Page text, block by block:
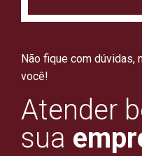
Não fique com dúvidas,
você!
Atender
sua